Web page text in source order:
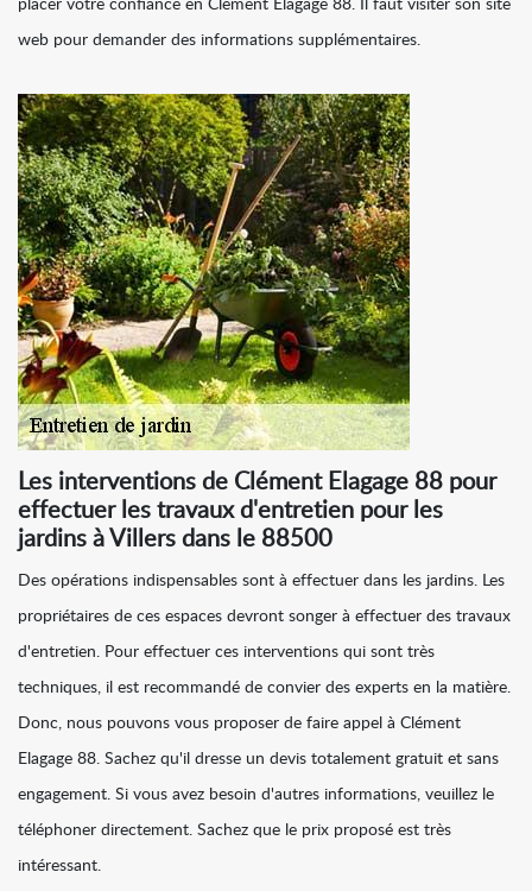
placer votre confiance en Clément Elagage 88. Il faut visiter son site
web pour demander des informations supplémentaires.
Les interventions de Clément Elagage 88 pour
effectuer les travaux d'entretien pour les
jardins à Villers dans le 88500
Des opérations indispensables sont à effectuer dans les jardins. Les
propriétaires de ces espaces devront songer à effectuer des travaux
d'entretien. Pour effectuer ces interventions qui sont très
techniques, il est recommandé de convier des experts en la matière.
Donc, nous pouvons vous proposer de faire appel à Clément
Elagage 88. Sachez qu'il dresse un devis totalement gratuit et sans
engagement. Si vous avez besoin d'autres informations, veuillez le
téléphoner directement. Sachez que le prix proposé est très
intéressant.